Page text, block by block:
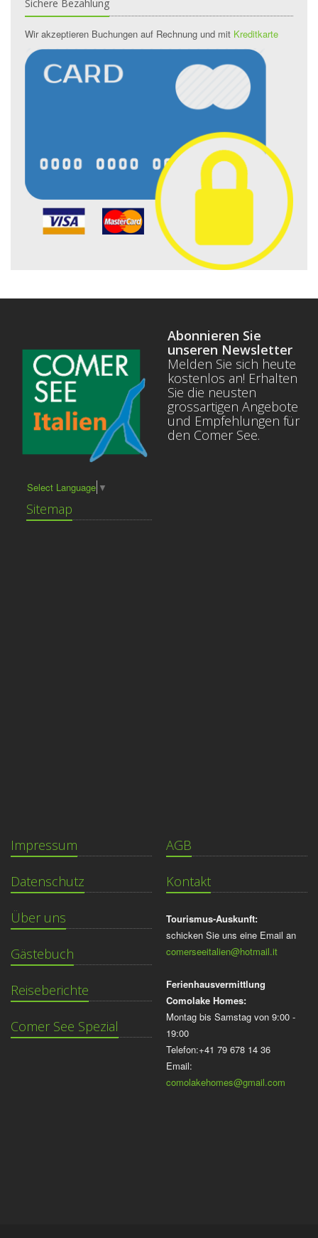
Sichere Bezahlung
Wir akzeptieren Buchungen auf Rechnung und mit Kreditkarte
Select Language ▼
Sitemap
Abonnieren Sie
unseren Newsletter
Melden Sie sich heute
kostenlos an! Erhalten
Sie die neusten
grossartigen Angebote
und Empfehlungen für
den Comer See.
Impressum
Datenschutz
Über uns
Gästebuch
Reiseberichte
Comer See Spezial
AGB
Kontakt
Tourismus-Auskunft:
schicken Sie uns eine Email an
comerseeitalien@hotmail.it
Ferienhausvermittlung
Comolake Homes:
Montag bis Samstag von 9:00 -
19:00
Telefon:+41 79 678 14 36
Email:
comolakehomes@gmail.com